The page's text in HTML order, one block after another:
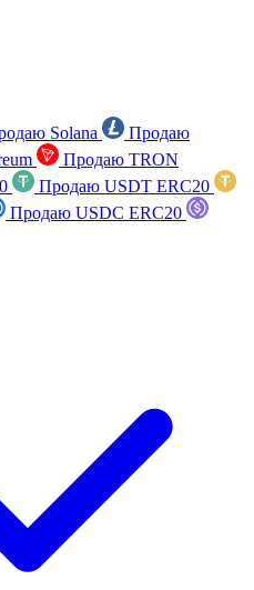
Solana
Продаю
Продаю TRON
Продаю USDT ERC20
Продаю USDC ERC20